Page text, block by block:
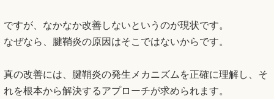
ですが、なかなか改善しないというのが現状です。
なぜなら、腱鞘炎の原因はそこではないからです。
真の改善には、腱鞘炎の発生メカニズムを正確に理解し、そ
れを根本から解決するアプローチが求められます。